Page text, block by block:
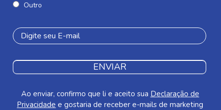
Outro
ENVIAR
Ao enviar, confirmo que li e aceito sua Declaração de
Privacidade e gostaria de receber e-mails de marketing